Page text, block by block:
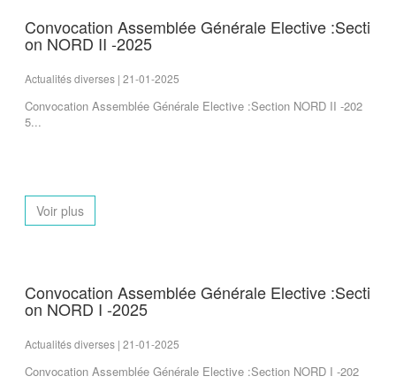
Convocation Assemblée Générale Elective :Secti
on NORD II -2025
Actualités diverses | 21-01-2025
Convocation Assemblée Générale Elective :Section NORD II -202
5...
Voir plus
Convocation Assemblée Générale Elective :Secti
on NORD I -2025
Actualités diverses | 21-01-2025
Convocation Assemblée Générale Elective :Section NORD I -202